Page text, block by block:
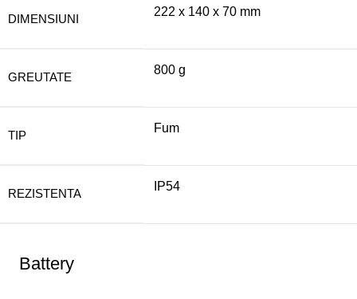
DIMENSIUNI
222 x 140 x 70 mm
GREUTATE
800 g
TIP
Fum
REZISTENTA
IP54
Battery